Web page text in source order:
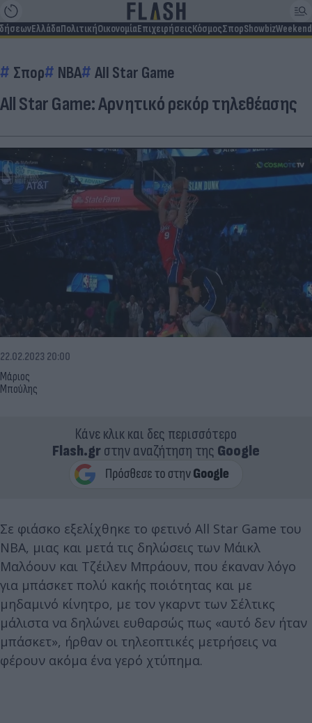
ΕλλάδαΠολιτικήΟικονομίαΕπιχειρήσειςΚόσμοςΣπορShowbizWeekend
Σπορ NBA All Star Game
All Star Game: Αρνητικό ρεκόρ τηλεθέασης
Μάριος
Μπούλης
22.02.2023 20:00
Κάνε κλικ και δες περισσότερο
Flash.grστην αναζήτηση της Google
Σε φιάσκο εξελίχθηκε το φετινό All Star Game του
ΝΒΑ, μιας και μετά τις δηλώσεις των Μάικλ
Μαλόουν και Τζέιλεν Μπράουν, που έκαναν λόγο
για μπάσκετ πολύ κακής ποιότητας και με
μηδαμινό κίνητρο, με τον γκαρντ των Σέλτικς
μάλιστα να δηλώνει ευθαρσώς πως «αυτό δεν ήταν
μπάσκετ», ήρθαν οι τηλεοπτικές μετρήσεις να
φέρουν ακόμα ένα γερό χτύπημα.